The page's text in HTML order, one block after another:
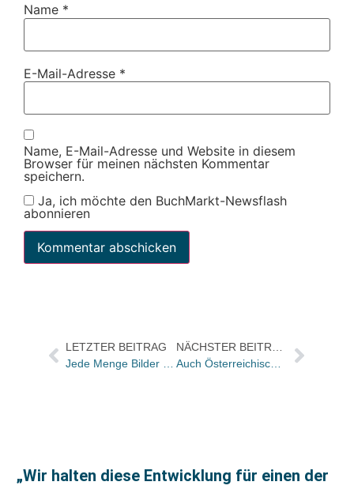
Name *
E-Mail-Adresse *
Name, E-Mail-Adresse und Website in diesem
Browser für meinen nächsten Kommentar
speichern.
Ja, ich möchte den BuchMarkt-Newsflash
abonnieren
LETZTER BEITRAG
„Wir halten diese Entwicklung für einen der